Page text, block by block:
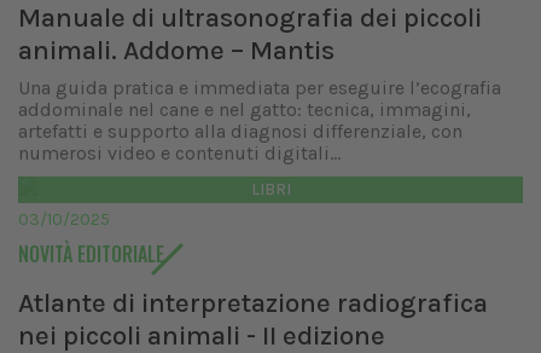
Manuale di ultrasonografia dei piccoli
animali. Addome – Mantis
Una guida pratica e immediata per eseguire l’ecografia
addominale nel cane e nel gatto: tecnica, immagini,
artefatti e supporto alla diagnosi differenziale, con
numerosi video e contenuti digitali...
LIBRI
03/10/2025
NOVITÀ EDITORIALE
Atlante di interpretazione radiografica
nei piccoli animali - II edizione